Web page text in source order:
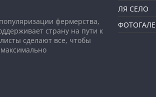
фермерства,
страну на пути к
сделают все, чтобы
ЛЯ СЕЛО